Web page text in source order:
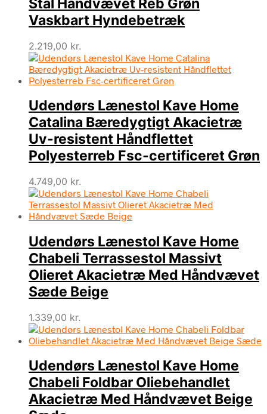
Stål Håndvævet Reb Grøn
Vaskbart Hyndebetræk
2.219,00 kr.
Udendørs Lænestol Kave Home
Catalina Bæredygtigt Akacietræ
Uv-resistent Håndflettet
Polyesterreb Fsc-certificeret Grøn
4.749,00 kr.
Udendørs Lænestol Kave Home
Chabeli Terrassestol Massivt
Olieret Akacietræ Med Håndvævet
Sæde Beige
1.339,00 kr.
Udendørs Lænestol Kave Home
Chabeli Foldbar Oliebehandlet
Akacietræ Med Håndvævet Beige